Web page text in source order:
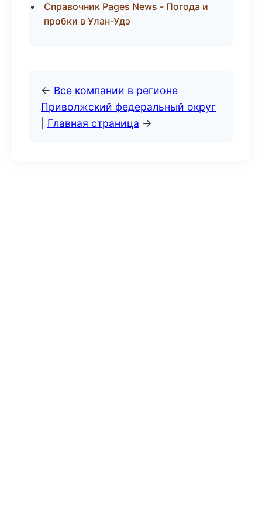
Справочник Pages News - Погода и
пробки в Улан-Удэ
← Все компании в регионе
Приволжский федеральный округ
Главная страница →